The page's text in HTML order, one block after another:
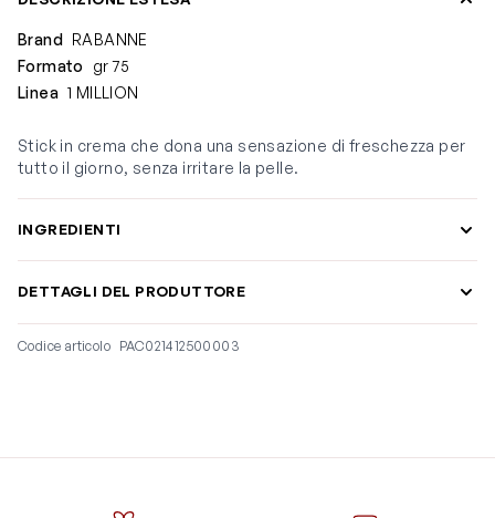
Brand RABANNE
Formato
gr 75
Linea 1 MILLION
Stick in crema che dona una sensazione di freschezza per
tutto il giorno, senza irritare la pelle.
INGREDIENTI
DETTAGLI DEL PRODUTTORE
Codice articolo PAC021412500003